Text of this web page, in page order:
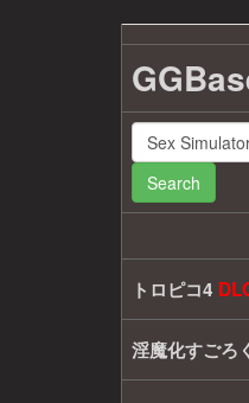
Search
トロピコ4
淫魔化すごろ